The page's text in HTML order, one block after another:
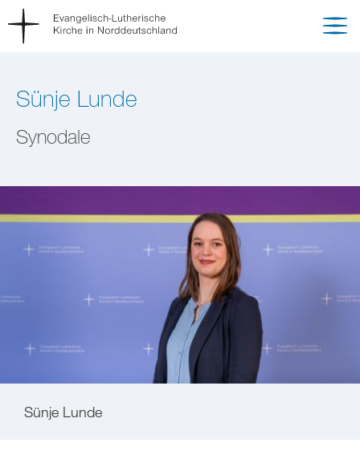
Sünje Lunde
Synodale
Sünje Lunde